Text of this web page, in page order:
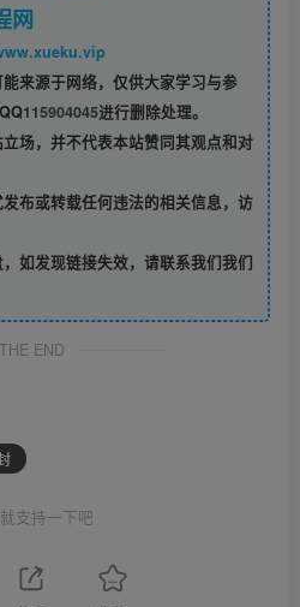
网
来源于网络，仅供大家学习与参
115904045进行删除处理。
场，并不代表本站赞同其观点和对
布或转载任何违法的相关信息，访
如发现链接失效，请联系我们我们
THE END
支持一下吧